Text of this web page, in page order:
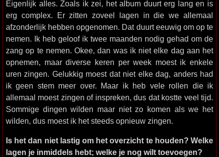
Eigenlijk alles. Zoals ik zei, het album duurt erg lang en is
erg complex. Er zitten zoveel lagen in die we allemaal
afzonderlijk hebben opgenomen. Dat duurt eeuwig om op te
nemen. Ik heb geloof ik twee maanden nodig gehad om de
zang op te nemen. Okee, dan was ik niet elke dag aan het
opnemen, maar diverse keren per week moest ik enkele
uren zingen. Gelukkig moest dat niet elke dag, anders had
ik geen stem meer over. Maar ik heb vele rollen die ik
allemaal moest zingen of inspreken, dus dat kostte veel tijd.
Sommige dingen wilden maar niet zo komen als we het
wilden, dus moest ik het steeds opnieuw zingen.
Is het dan niet lastig om het overzicht te houden? Welke
lagen je inmiddels hebt; welke je nog wilt toevoegen?